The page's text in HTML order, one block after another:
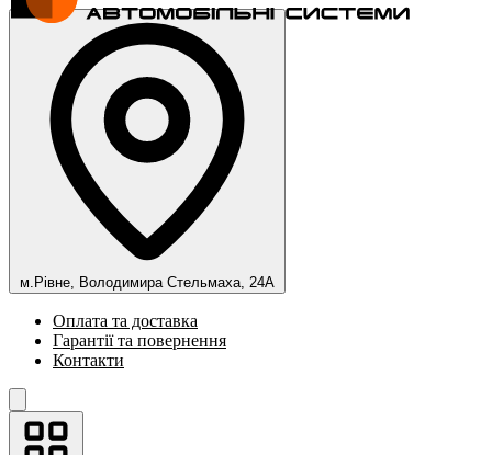
м.Рівне, Володимира Стельмаха, 24А
Оплата та доставка
Гарантії та повернення
Контакти